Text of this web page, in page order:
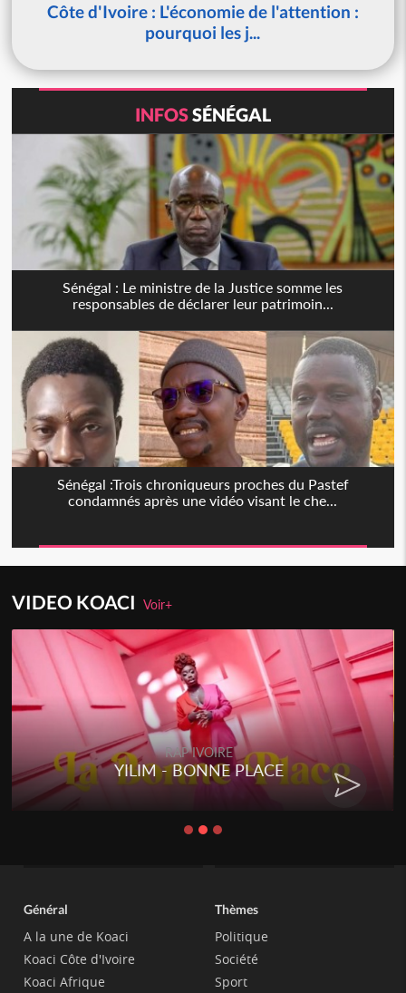
Côte d'Ivoire : L'économie de l'attention :
pourquoi les j...
INFOSSÉNÉGAL
Sénégal : Le ministre de la Justice somme les
responsables de déclarer leur patrimoin...
Sénégal :Trois chroniqueurs proches du Pastef
condamnés après une vidéo visant le che...
VIDEO KOACIVoir+
RAP IVOIRE
YILIM - BONNE PLACE
Général
A la une de Koaci
Koaci Côte d'Ivoire
Koaci Afrique
Thèmes
Politique
Société
Sport